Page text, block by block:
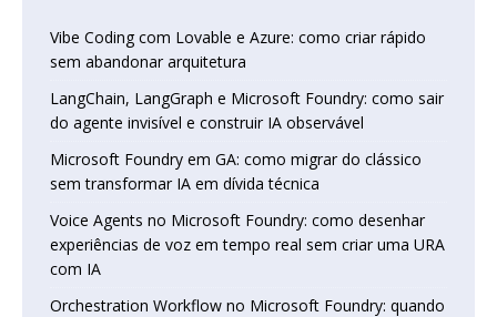
Vibe Coding com Lovable e Azure: como criar rápido
sem abandonar arquitetura
LangChain, LangGraph e Microsoft Foundry: como sair
do agente invisível e construir IA observável
Microsoft Foundry em GA: como migrar do clássico
sem transformar IA em dívida técnica
Voice Agents no Microsoft Foundry: como desenhar
experiências de voz em tempo real sem criar uma URA
com IA
Orchestration Workflow no Microsoft Foundry: quando